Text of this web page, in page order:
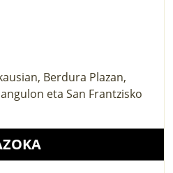
Berdura Plazan,
eta San Frantzisko